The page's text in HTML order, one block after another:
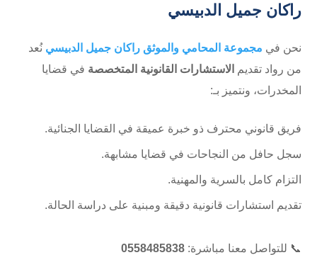
راكان جميل الدبيسي
نحن في مجموعة المحامي والموثق راكان جميل الدبيسي نُعد
من رواد تقديم الاستشارات القانونية المتخصصة في قضايا
المخدرات، ونتميز بـ:
فريق قانوني محترف ذو خبرة عميقة في القضايا الجنائية.
سجل حافل من النجاحات في قضايا مشابهة.
التزام كامل بالسرية والمهنية.
تقديم استشارات قانونية دقيقة ومبنية على دراسة الحالة.
📞 للتواصل معنا مباشرة:0558485838